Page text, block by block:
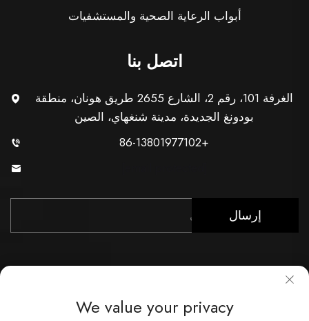
أبواب الرعاية الصحية والمستشفيات
اتصل بنا
الغرفة 101، رقم 2، الشارع 2655 طريق هونان، منطقة
بودونغ الجديدة، مدينة شنغهاي، الصين
+86-13801977102
إرسال
We value your privacy